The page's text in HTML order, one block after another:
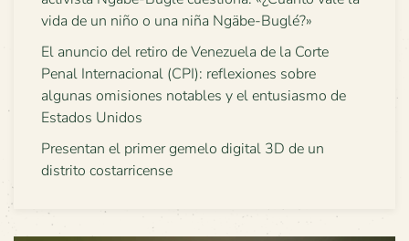
vida de un niño o una niña Ngäbe-Buglé?»
El anuncio del retiro de Venezuela de la Corte
Penal Internacional (CPI): reflexiones sobre
algunas omisiones notables y el entusiasmo de
Estados Unidos
Presentan el primer gemelo digital 3D de un
distrito costarricense